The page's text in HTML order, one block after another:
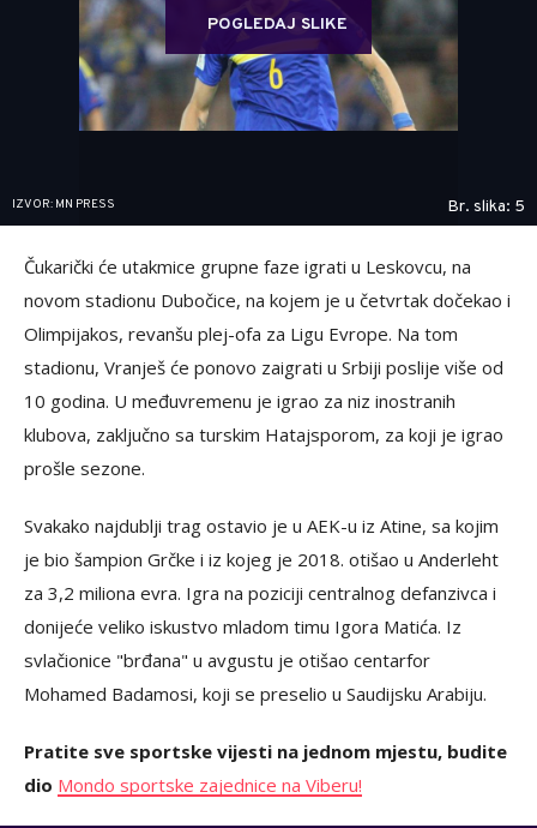
POGLEDAJ SLIKE
IZVOR: MN PRESS Br. slika: 5
Čukarički će utakmice grupne faze igrati u Leskovcu, na
novom stadionu Dubočice, na kojem je u četvrtak dočekao i
Olimpijakos, revanšu plej-ofa za Ligu Evrope. Na tom
stadionu, Vranješ će ponovo zaigrati u Srbiji poslije više od
10 godina. U međuvremenu je igrao za niz inostranih
klubova, zaključno sa turskim Hatajsporom, za koji je igrao
prošle sezone.
Svakako najdublji trag ostavio je u AEK-u iz Atine, sa kojim
je bio šampion Grčke i iz kojeg je 2018. otišao u Anderleht
za 3,2 miliona evra. Igra na poziciji centralnog defanzivca i
donijeće veliko iskustvo mladom timu Igora Matića. Iz
svlačionice "brđana" u avgustu je otišao centarfor
Mohamed Badamosi, koji se preselio u Saudijsku Arabiju.
Pratite sve sportske vijesti na jednom mjestu, budite
dio Mondo sportske zajednice na Viberu!